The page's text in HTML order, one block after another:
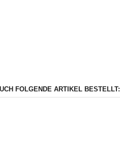
FOLGENDE ARTIKEL BESTELLT: